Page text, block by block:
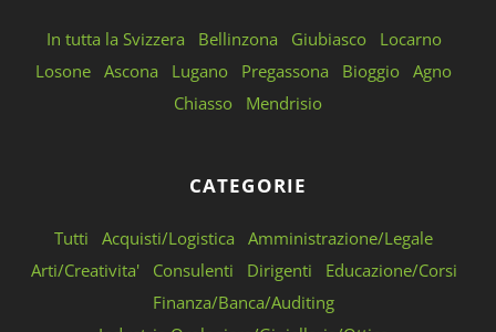
In tutta la Svizzera Bellinzona Giubiasco
Locarno
Losone Ascona Lugano Pregassona Bioggio Agno
Chiasso
Mendrisio
CATEGORIE
Tutti Acquisti/Logistica
Amministrazione/Legale
Arti/Creativita'
Consulenti Dirigenti
Educazione/Corsi
Finanza/Banca/Auditing